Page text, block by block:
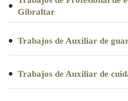
Gibraltar
Trabajos de Auxiliar de
Trabajos de Auxiliar de